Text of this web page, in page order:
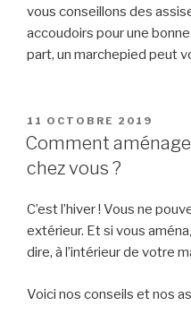
vous conseillons des
accoudoirs pour une
part, un marchepied peut
PUBLIÉ
LE
11 OCTOBRE 2019
Comment
chez vous ?
C’est l’hiver ! Vous ne
extérieur. Et si vous
dire, à l’intérieur de votre
Voici nos conseils et nos